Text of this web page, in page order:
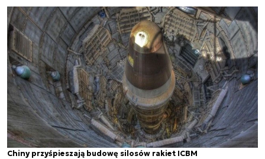
Chiny przyśpieszają budowę silosów rakiet ICBM